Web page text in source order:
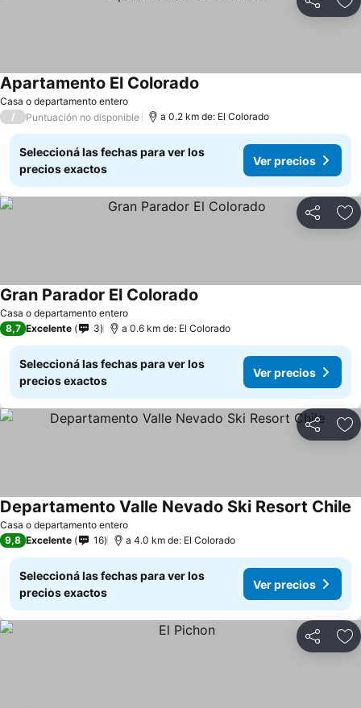
Compartir
Casa o departamento entero
Apartamento El Colorado
/ Puntuación no disponible a 0.2 km de: El Colorado
Seleccioná las fechas para ver los
precios exactos
Ver precios
Compartir
Casa o departamento entero
Gran Parador El Colorado
8,7 Excelente 3 a 0.6 km de: El Colorado
Seleccioná las fechas para ver los
precios exactos
Ver precios
Compartir
Casa o departamento entero
Departamento Valle Nevado Ski Resort Chile
9,8 Excelente 16 a 4.0 km de: El Colorado
Seleccioná las fechas para ver los
precios exactos
Ver precios
Compartir